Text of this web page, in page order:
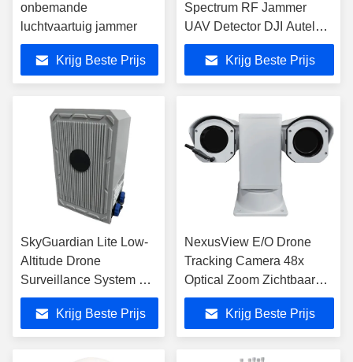
onbemande
luchtvaartuig jammer
Krijg Beste Prijs
Spectrum RF Jammer
UAV Detector DJI Autel
FPV Drones
Krijg Beste Prijs
SkyGuardian Lite Low-
Altitude Drone
Surveillance System AC
100-240V
Stroomvoorziening en
Geavanceerde Sweep
Krijg Beste Prijs
NexusView E/O Drone
Tracking Camera 48x
Optical Zoom Zichtbaar
licht AI-aangedreven Doel
TrackingKrijg Beste Prijs